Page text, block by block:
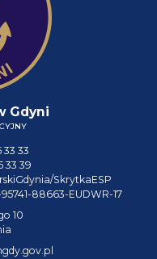
Gdyni
33 33
33 39
SkrytkaESP
88663-EUDWR-17
10